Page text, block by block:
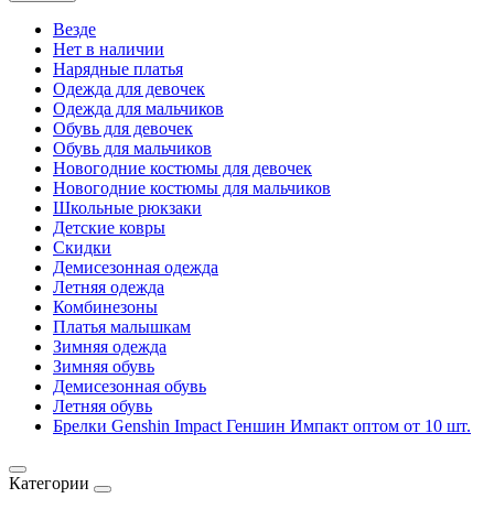
Везде
Нет в наличии
Нарядные платья
Одежда для девочек
Одежда для мальчиков
Обувь для девочек
Обувь для мальчиков
Новогодние костюмы для девочек
Новогодние костюмы для мальчиков
Школьные рюкзаки
Детские ковры
Скидки
Демисезонная одежда
Летняя одежда
Комбинезоны
Платья малышкам
Зимняя одежда
Зимняя обувь
Демисезонная обувь
Летняя обувь
Брелки Genshin Impact Геншин Импакт оптом от 10 шт.
Категории